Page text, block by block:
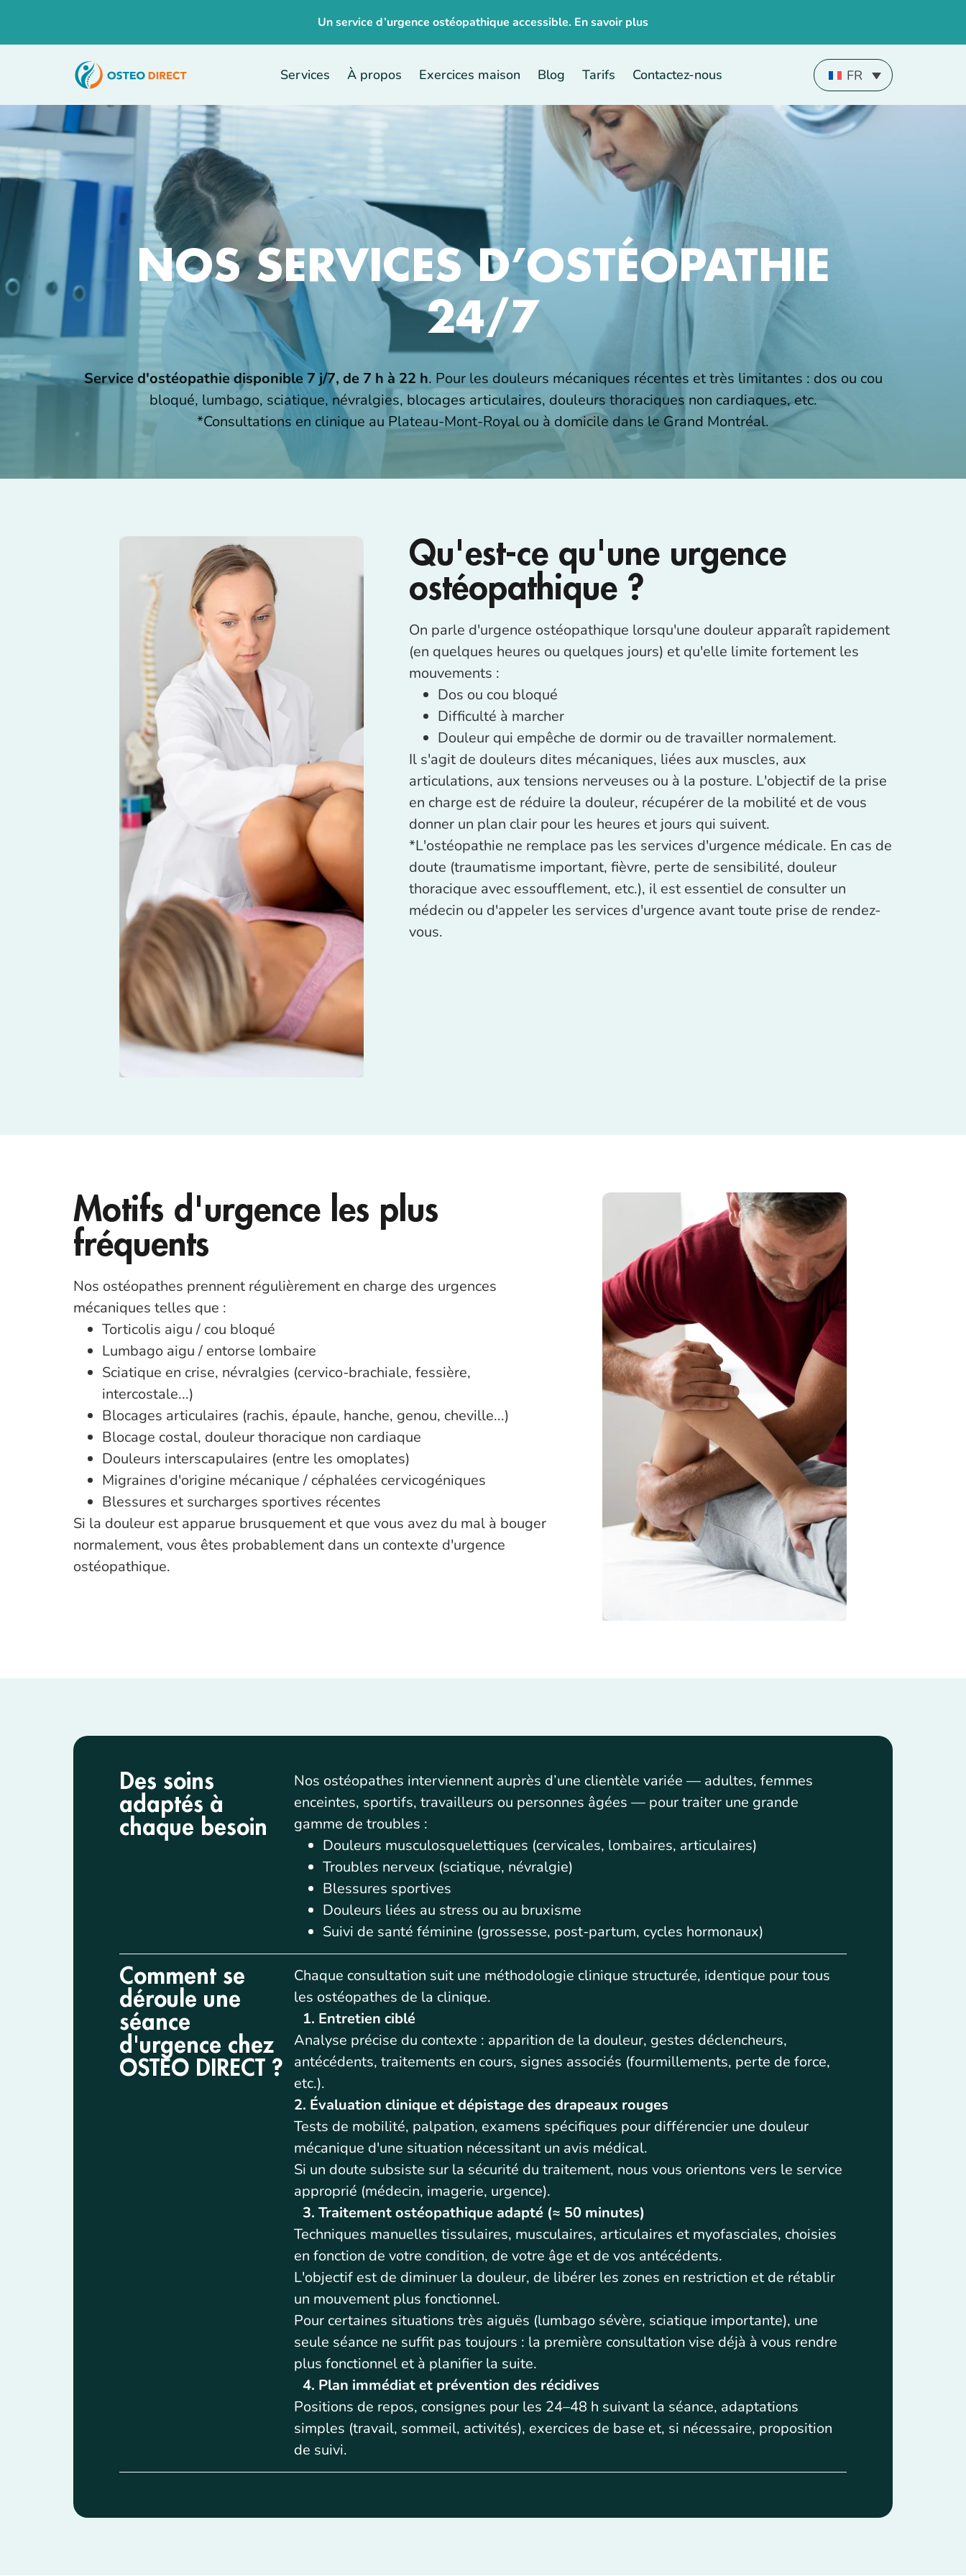
Un service d’urgence ostéopathique accessible. Ensavoir plus
Services À propos Exercices maison Blog Tarifs Contactez-nous FR
NOS SERVICES D’OSTÉOPATHIE
24/7
Service d'ostéopathie disponible 7 j/7, de 7 h à 22 h. Pour les douleurs mécaniques récentes et très limitantes : dos ou cou
bloqué, lumbago, sciatique, névralgies, blocages articulaires, douleurs thoraciques non cardiaques, etc.
*Consultations en clinique au Plateau-Mont-Royal ou à domicile dans le Grand Montréal.
Qu'est-ce qu'une urgence
ostéopathique ?
On parle d'urgence ostéopathique lorsqu'une douleur apparaît rapidement
(en quelques heures ou quelques jours) et qu'elle limite fortement les
mouvements :
Dos ou cou bloqué
Difficulté à marcher
Douleur qui empêche de dormir ou de travailler normalement.
Il s'agit de douleurs dites mécaniques, liées aux muscles, aux
articulations, aux tensions nerveuses ou à la posture. L'objectif de la prise
en charge est de réduire la douleur, récupérer de la mobilité et de vous
donner un plan clair pour les heures et jours qui suivent.
*L'ostéopathie ne remplace pas les services d'urgence médicale. En cas de
doute (traumatisme important, fièvre, perte de sensibilité, douleur
thoracique avec essoufflement, etc.), il est essentiel de consulter un
médecin ou d'appeler les services d'urgence avant toute prise de rendez-
vous.
Motifs d'urgence les plus
fréquents
Nos ostéopathes prennent régulièrement en charge des urgences
mécaniques telles que :
Torticolis aigu / cou bloqué
Lumbago aigu / entorse lombaire
Sciatique en crise, névralgies (cervico-brachiale, fessière,
intercostale...)
Blocages articulaires (rachis, épaule, hanche, genou, cheville...)
Blocage costal, douleur thoracique non cardiaque
Douleurs interscapulaires (entre les omoplates)
Migraines d'origine mécanique / céphalées cervicogéniques
Blessures et surcharges sportives récentes
Si la douleur est apparue brusquement et que vous avez du mal à bouger
normalement, vous êtes probablement dans un contexte d'urgence
ostéopathique.
Des soins
adaptés à
chaque besoin
Nos ostéopathes interviennent auprès d’une clientèle variée — adultes, femmes
enceintes, sportifs, travailleurs ou personnes âgées — pour traiter une grande
gamme de troubles :
Douleurs musculosquelettiques (cervicales, lombaires, articulaires)
Troubles nerveux (sciatique, névralgie)
Blessures sportives
Douleurs liées au stress ou au bruxisme
Suivi de santé féminine (grossesse, post-partum, cycles hormonaux)
Comment se
déroule une
séance
d'urgence chez
OSTEO DIRECT ?
Chaque consultation suit une méthodologie clinique structurée, identique pour tous
les ostéopathes de la clinique.
1. Entretien ciblé
Analyse précise du contexte : apparition de la douleur, gestes déclencheurs,
antécédents, traitements en cours, signes associés (fourmillements, perte de force,
etc.).
2. Évaluation clinique et dépistage des drapeaux rouges
Tests de mobilité, palpation, examens spécifiques pour différencier une douleur
mécanique d'une situation nécessitant un avis médical.
Si un doute subsiste sur la sécurité du traitement, nous vous orientons vers le service
approprié (médecin, imagerie, urgence).
3. Traitement ostéopathique adapté (≈ 50 minutes)
Techniques manuelles tissulaires, musculaires, articulaires et myofasciales, choisies
en fonction de votre condition, de votre âge et de vos antécédents.
L'objectif est de diminuer la douleur, de libérer les zones en restriction et de rétablir
un mouvement plus fonctionnel.
Pour certaines situations très aiguës (lumbago sévère, sciatique importante), une
seule séance ne suffit pas toujours : la première consultation vise déjà à vous rendre
plus fonctionnel et à planifier la suite.
4. Plan immédiat et prévention des récidives
Positions de repos, consignes pour les 24–48 h suivant la séance, adaptations
simples (travail, sommeil, activités), exercices de base et, si nécessaire, proposition
de suivi.